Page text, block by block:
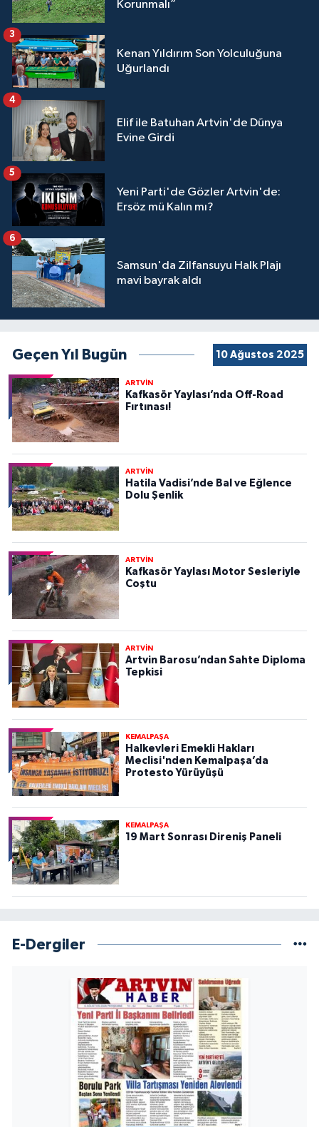
Korunmalı”
Kenan Yıldırım Son Yolculuğuna
Uğurlandı
3
Elif ile Batuhan Artvin'de Dünya
Evine Girdi
4
Yeni Parti'de Gözler Artvin'de:
Ersöz mü Kalın mı?
5
Samsun'da Zilfansuyu Halk Plajı
mavi bayrak aldı
6
Geçen Yıl Bugün 10 Ağustos 2025
ARTVİN
Kafkasör Yaylası’nda Off-Road
Fırtınası!
ARTVİN
Hatila Vadisi’nde Bal ve Eğlence
Dolu Şenlik
ARTVİN
Kafkasör Yaylası Motor Sesleriyle
Coştu
ARTVİN
Artvin Barosu’ndan Sahte Diploma
Tepkisi
KEMALPAŞA
Halkevleri Emekli Hakları
Meclisi'nden Kemalpaşa’da
Protesto Yürüyüşü
KEMALPAŞA
19 Mart Sonrası Direniş Paneli
E-Dergiler